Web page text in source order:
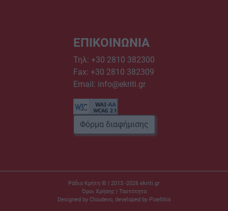
ΕΠΙΚΟΙΝΩΝΙΑ
Τηλ: +30 2810 382300
Fax: +30 2810 382309
Email: info@ekriti.gr
Φόρμα διαφήμισης
Ράδιο Κρήτη © | 2013 -2026 ekriti.gr
Όροι Χρήσης
Ταυτότητα
Designed by Cloudevo, developed by Pixelthis